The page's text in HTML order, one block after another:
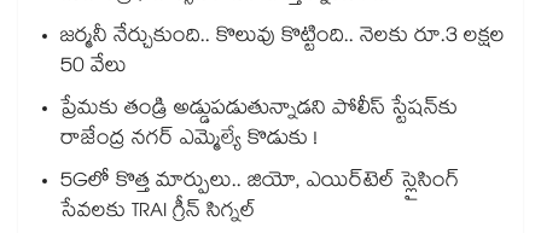
జర్మనీ నేర్చుకుంది.. కొలువు కొట్టింది.. నెలకు రూ.3 లక్షల
50 వేలు
ప్రేమకు తండ్రి అడ్డుపడుతున్నాడని పోలీస్ స్టేషన్⁪కు
రాజేంద్ర నగర్ ఎమ్మెల్యే కొడుకు !
5Gలో కొత్త మార్పులు.. జియో, ఎయిర్‌టెల్ స్లైసింగ్
సేవలకు TRAI గ్రీన్ సిగ్నల్